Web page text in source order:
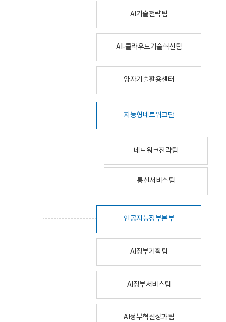
AI기술전략팀
AI-클라우드기술혁신팀
양자기술활용센터
지능형네트워크단
네트워크전략팀
통신서비스팀
인공지능정부본부
AI정부기획팀
AI정부서비스팀
AI정부혁신성과팀